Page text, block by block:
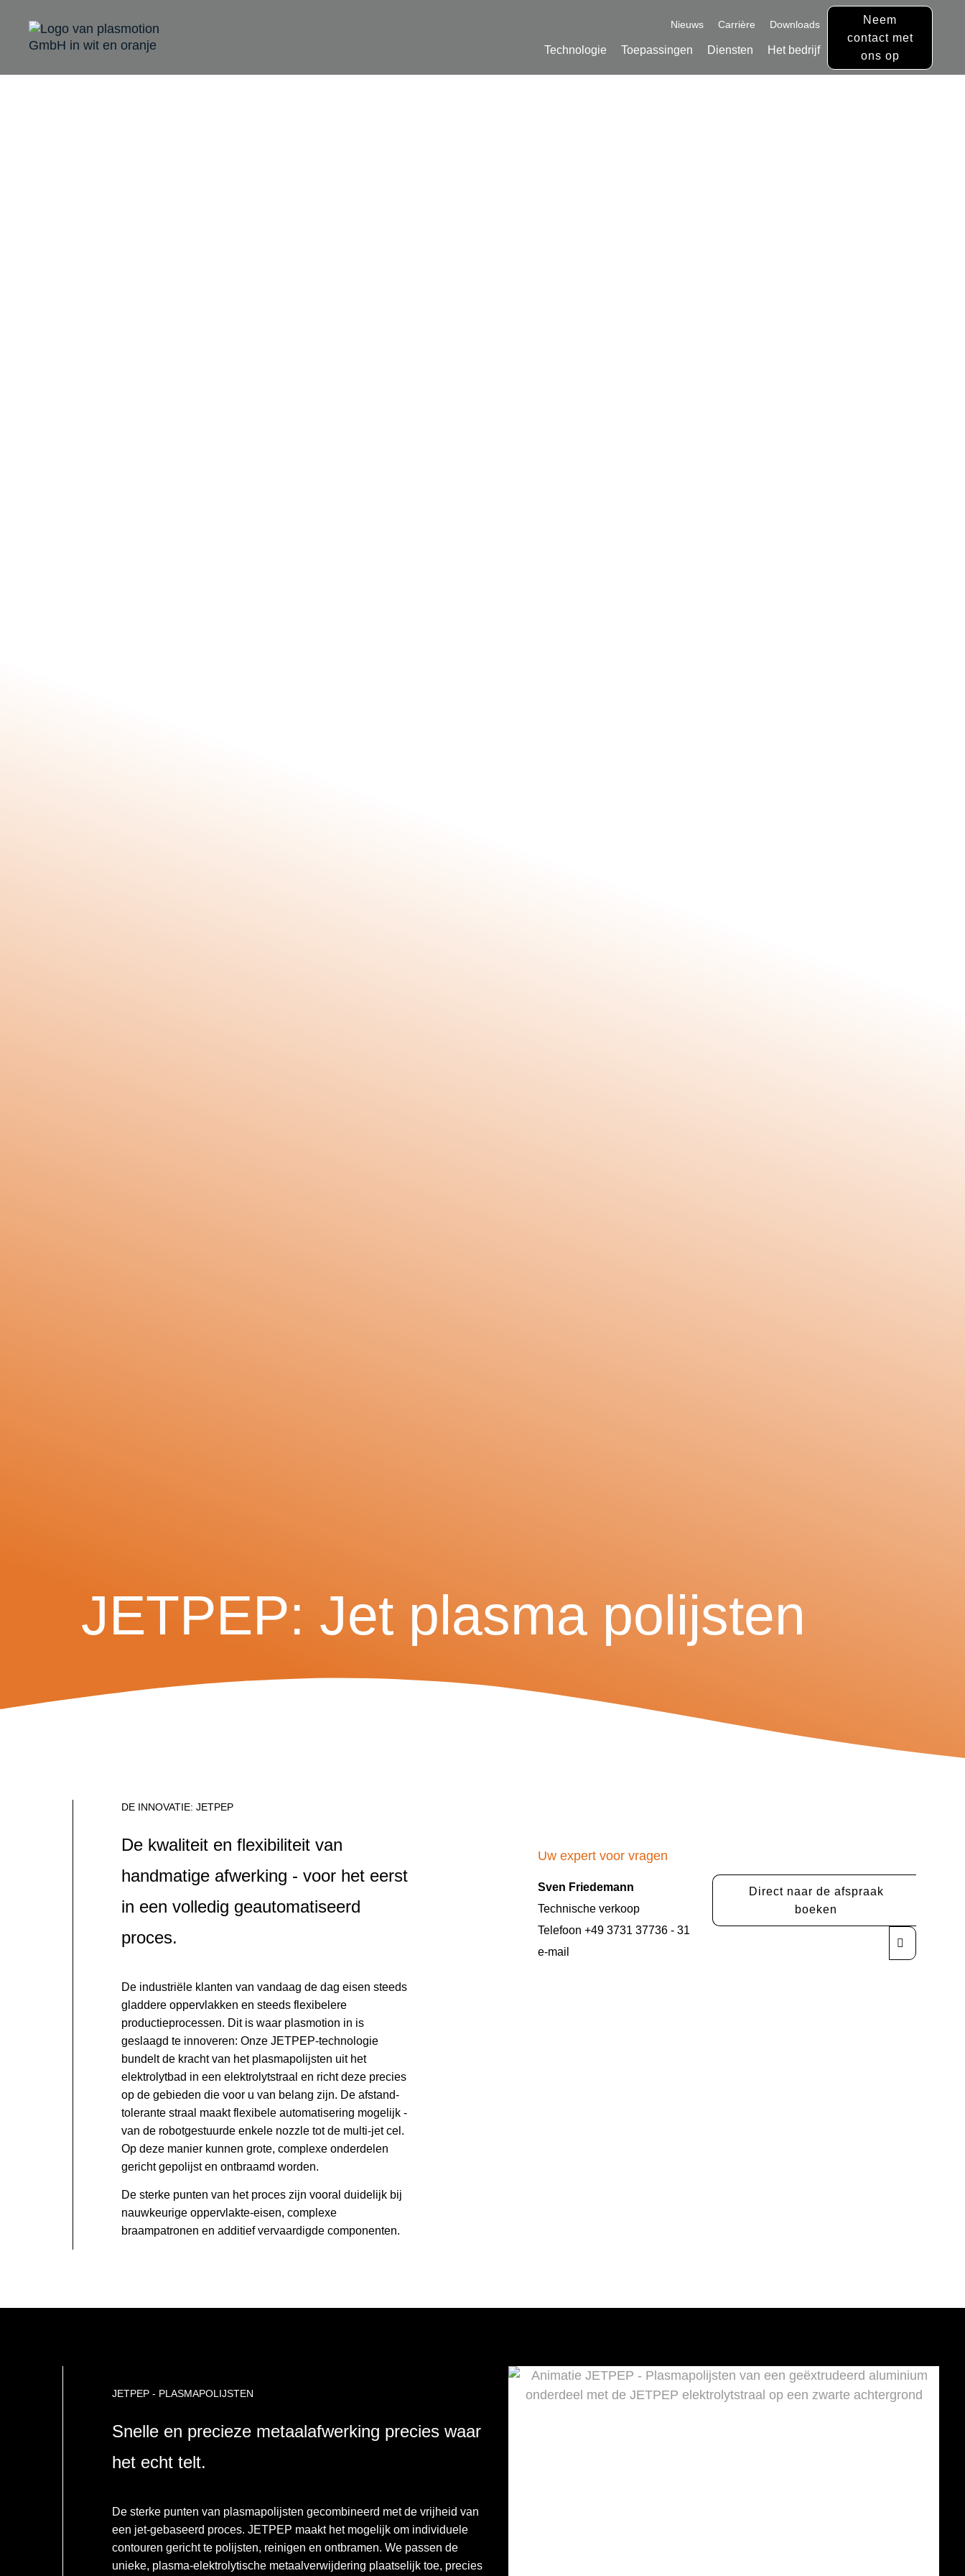
Nieuws Carrière Downloads
Technologie Toepassingen Diensten Het bedrijf
Neem
contact met
ons op
JETPEP: Jet plasma polijsten
DE INNOVATIE: JETPEP
De kwaliteit en flexibiliteit van
handmatige afwerking - voor het eerst
in een volledig geautomatiseerd
proces.
De industriële klanten van vandaag de dag eisen steeds
gladdere oppervlakken en steeds flexibelere
productieprocessen. Dit is waar plasmotion in is
geslaagd te innoveren: Onze JETPEP-technologie
bundelt de kracht van het plasmapolijsten uit het
elektrolytbad in een elektrolytstraal en richt deze precies
op de gebieden die voor u van belang zijn. De afstand-
tolerante straal maakt flexibele automatisering mogelijk -
van de robotgestuurde enkele nozzle tot de multi-jet cel.
Op deze manier kunnen grote, complexe onderdelen
gericht gepolijst en ontbraamd worden.
De sterke punten van het proces zijn vooral duidelijk bij
nauwkeurige oppervlakte-eisen, complexe
braampatronen en additief vervaardigde componenten.
Uw expert voor vragen
Sven Friedemann
Technische verkoop
Telefoon +49 3731 37736 - 31
e-mail
Direct naar de afspraak
boeken
JETPEP - PLASMAPOLIJSTEN
Snelle en precieze metaalafwerking precies waar
het echt telt.
De sterke punten van plasmapolijsten gecombineerd met de vrijheid van
een jet-gebaseerd proces. JETPEP maakt het mogelijk om individuele
contouren gericht te polijsten, reinigen en ontbramen. We passen de
unieke, plasma-elektrolytische metaalverwijdering plaatselijk toe, precies